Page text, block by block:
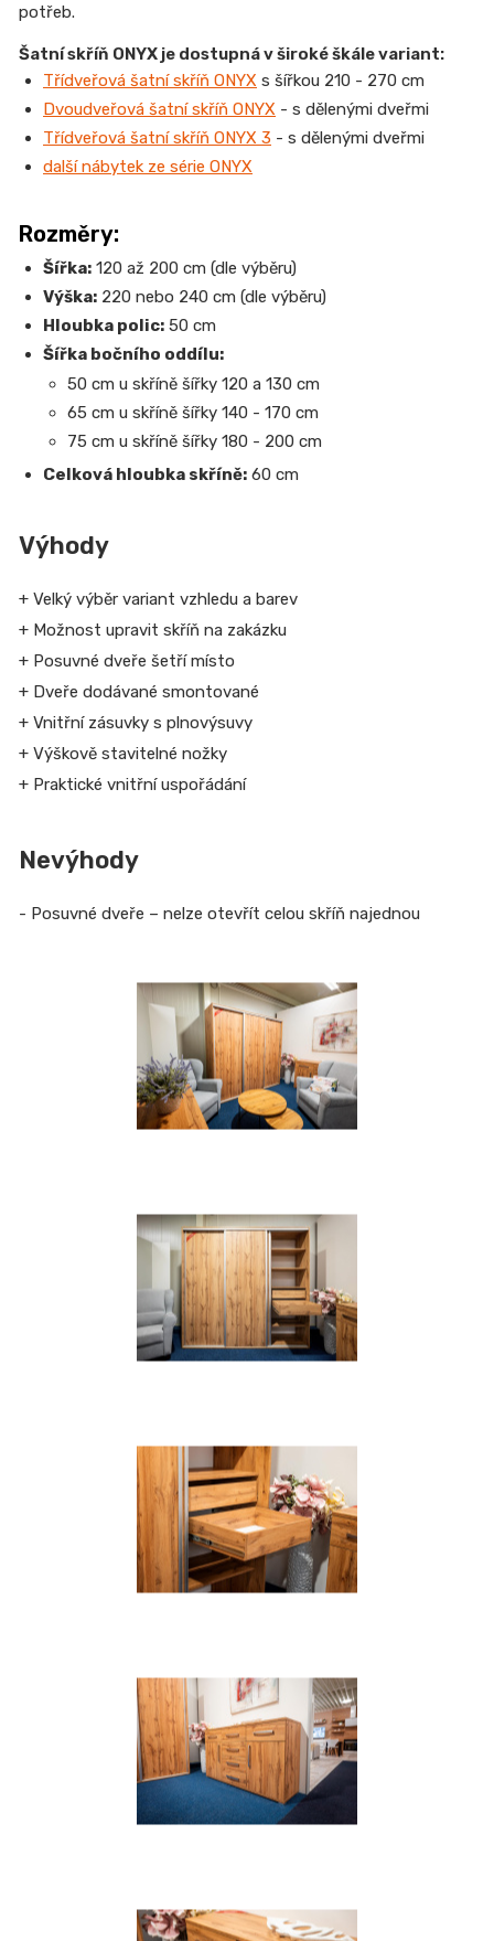
potřeb.
Šatní skříň ONYX je dostupná v široké škále variant:
Třídveřová šatní skříň ONYX s šířkou 210 - 270 cm
Dvoudveřová šatní skříň ONYX - s dělenými dveřmi
Třídveřová šatní skříň ONYX 3 - s dělenými dveřmi
další nábytek ze série ONYX
Rozměry:
Šířka: 120 až 200 cm (dle výběru)
Výška: 220 nebo 240 cm (dle výběru)
Hloubka polic: 50 cm
Šířka bočního oddílu:
50 cm u skříně šířky 120 a 130 cm
65 cm u skříně šířky 140 - 170 cm
75 cm u skříně šířky 180 - 200 cm
Celková hloubka skříně: 60 cm
Výhody
+ Velký výběr variant vzhledu a barev
+ Možnost upravit skříň na zakázku
+ Posuvné dveře šetří místo
+ Dveře dodávané smontované
+ Vnitřní zásuvky s plnovýsuvy
+ Výškově stavitelné nožky
+ Praktické vnitřní uspořádání
Nevýhody
- Posuvné dveře – nelze otevřít celou skříň najednou